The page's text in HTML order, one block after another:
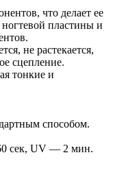
что делает ее
пластины и
не растекается,
сцепление.
тонкие и
способом.
сек, UV — 2 мин.